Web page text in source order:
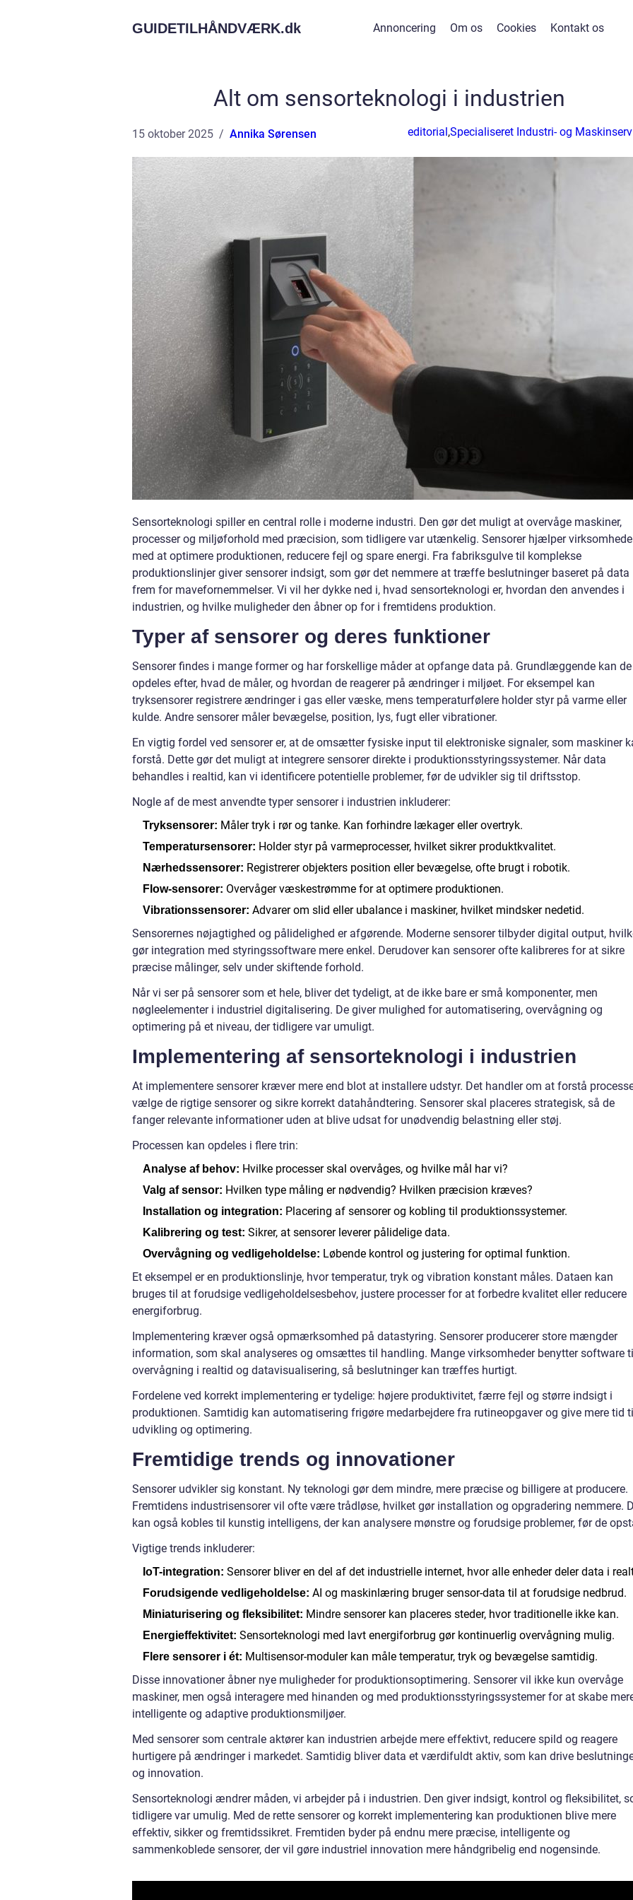
GUIDETILHÅNDVÆRK.dk Annoncering Om os Cookies Kontakt os
Alt om sensorteknologi i industrien
15 oktober 2025 Annika Sørensen editorial,Specialiseret Industri- og
Sensorteknologi spiller en central rolle i moderne industri. Den gør det muligt at overvåge maskiner,
processer og miljøforhold med præcision, som tidligere var utænkelig. Sensorer hjælper
med at optimere produktionen, reducere fejl og spare energi. Fra fabriksgulve til komplekse
produktionslinjer giver sensorer indsigt, som gør det nemmere at træffe beslutninger baseret på data
frem for mavefornemmelser. Vi vil her dykke ned i, hvad sensorteknologi er, hvordan den anvendes i
industrien, og hvilke muligheder den åbner op for i fremtidens produktion.
Typer af sensorer og deres funktioner
Sensorer findes i mange former og har forskellige måder at opfange data på. Grundlæggende kan de
opdeles efter, hvad de måler, og hvordan de reagerer på ændringer i miljøet. For eksempel kan
tryksensorer registrere ændringer i gas eller væske, mens temperaturfølere holder styr på varme eller
kulde. Andre sensorer måler bevægelse, position, lys, fugt eller vibrationer.
En vigtig fordel ved sensorer er, at de omsætter fysiske input til elektroniske signaler, som maskiner
forstå. Dette gør det muligt at integrere sensorer direkte i produktionsstyringssystemer. Når data
behandles i realtid, kan vi identificere potentielle problemer, før de udvikler sig til driftsstop.
Nogle af de mest anvendte typer sensorer i industrien inkluderer:
Tryksensorer: Måler tryk i rør og tanke. Kan forhindre lækager eller overtryk.
Temperatursensorer: Holder styr på varmeprocesser, hvilket sikrer produktkvalitet.
Nærhedssensorer: Registrerer objekters position eller bevægelse, ofte brugt i robotik.
Flow-sensorer: Overvåger væskestrømme for at optimere produktionen.
Vibrationssensorer: Advarer om slid eller ubalance i maskiner, hvilket mindsker nedetid.
Sensorernes nøjagtighed og pålidelighed er afgørende. Moderne sensorer tilbyder digital output,
gør integration med styringssoftware mere enkel. Derudover kan sensorer ofte kalibreres for at sikre
præcise målinger, selv under skiftende forhold.
Når vi ser på sensorer som et hele, bliver det tydeligt, at de ikke bare er små komponenter, men
nøgleelementer i industriel digitalisering. De giver mulighed for automatisering, overvågning og
optimering på et niveau, der tidligere var umuligt.
Implementering af sensorteknologi i industrien
At implementere sensorer kræver mere end blot at installere udstyr. Det handler om at forstå
vælge de rigtige sensorer og sikre korrekt datahåndtering. Sensorer skal placeres strategisk, så de
fanger relevante informationer uden at blive udsat for unødvendig belastning eller støj.
Processen kan opdeles i flere trin:
Analyse af behov: Hvilke processer skal overvåges, og hvilke mål har vi?
Valg af sensor: Hvilken type måling er nødvendig? Hvilken præcision kræves?
Installation og integration: Placering af sensorer og kobling til produktionssystemer.
Kalibrering og test: Sikrer, at sensorer leverer pålidelige data.
Overvågning og vedligeholdelse: Løbende kontrol og justering for optimal funktion.
Et eksempel er en produktionslinje, hvor temperatur, tryk og vibration konstant måles. Dataen kan
bruges til at forudsige vedligeholdelsesbehov, justere processer for at forbedre kvalitet eller reducere
energiforbrug.
Implementering kræver også opmærksomhed på datastyring. Sensorer producerer store mængder
information, som skal analyseres og omsættes til handling. Mange virksomheder benytter software
overvågning i realtid og datavisualisering, så beslutninger kan træffes hurtigt.
Fordelene ved korrekt implementering er tydelige: højere produktivitet, færre fejl og større indsigt i
produktionen. Samtidig kan automatisering frigøre medarbejdere fra rutineopgaver og give mere tid
udvikling og optimering.
Fremtidige trends og innovationer
Sensorer udvikler sig konstant. Ny teknologi gør dem mindre, mere præcise og billigere at producere.
Fremtidens industrisensorer vil ofte være trådløse, hvilket gør installation og opgradering nemmere.
kan også kobles til kunstig intelligens, der kan analysere mønstre og forudsige problemer, før de
Vigtige trends inkluderer:
IoT-integration: Sensorer bliver en del af det industrielle internet, hvor alle enheder deler data i
Forudsigende vedligeholdelse: AI og maskinlæring bruger sensor-data til at forudsige nedbrud.
Miniaturisering og fleksibilitet: Mindre sensorer kan placeres steder, hvor traditionelle ikke kan.
Energieffektivitet: Sensorteknologi med lavt energiforbrug gør kontinuerlig overvågning mulig.
Flere sensorer i ét: Multisensor-moduler kan måle temperatur, tryk og bevægelse samtidig.
Disse innovationer åbner nye muligheder for produktionsoptimering. Sensorer vil ikke kun overvåge
maskiner, men også interagere med hinanden og med produktionsstyringssystemer for at skabe
intelligente og adaptive produktionsmiljøer.
Med sensorer som centrale aktører kan industrien arbejde mere effektivt, reducere spild og reagere
hurtigere på ændringer i markedet. Samtidig bliver data et værdifuldt aktiv, som kan drive
og innovation.
Sensorteknologi ændrer måden, vi arbejder på i industrien. Den giver indsigt, kontrol og fleksibilitet,
tidligere var umulig. Med de rette sensorer og korrekt implementering kan produktionen blive mere
effektiv, sikker og fremtidssikret. Fremtiden byder på endnu mere præcise, intelligente og
sammenkoblede sensorer, der vil gøre industriel innovation mere håndgribelig end nogensinde.